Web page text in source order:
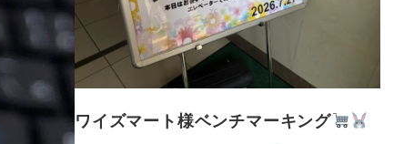
ワイズマート様ベンチマーキング